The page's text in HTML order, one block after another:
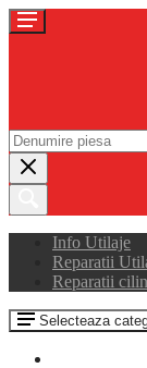
Info Utilaje
Reparatii
Reparatii
Selecteaza